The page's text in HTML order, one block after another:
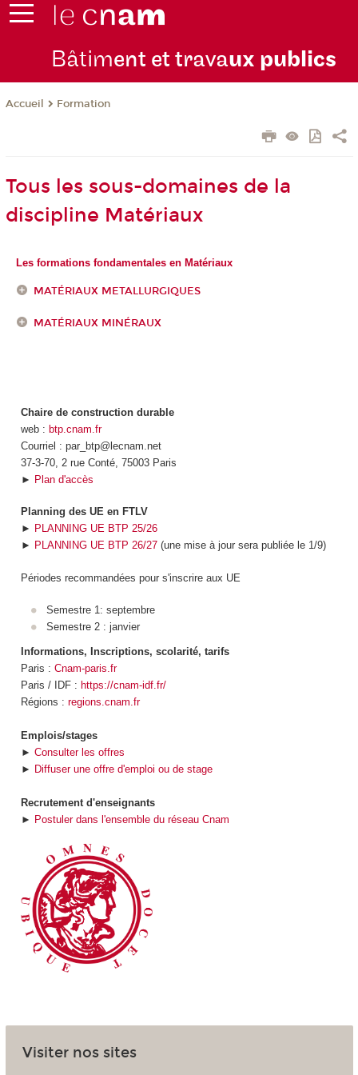
Bâtiment et travaux publics
Accueil Formation
Tous les sous-domaines de la
discipline Matériaux
Les formations fondamentales en Matériaux
MATÉRIAUX METALLURGIQUES
MATÉRIAUX MINÉRAUX
Chaire de construction durable
web : btp.cnam.fr
Courriel : par_btp@lecnam.net
37-3-70, 2 rue Conté, 75003 Paris
► Plan d'accès
Planning des UE en FTLV
► PLANNING UE BTP 25/26
► PLANNING UE BTP 26/27(une mise à jour sera publiée le 1/9)
Périodes recommandées pour s'inscrire aux UE
Semestre 1: septembre
Semestre 2 : janvier
Informations, Inscriptions, scolarité, tarifs
Paris : Cnam-paris.fr
Paris / IDF : https://cnam-idf.fr/
Régions : regions.cnam.fr
Emplois/stages
► Consulter les offres
► Diffuser une offre d'emploi ou de stage
Recrutement d'enseignants
► Postuler dans l'ensemble du réseau Cnam
Visiter nos sites